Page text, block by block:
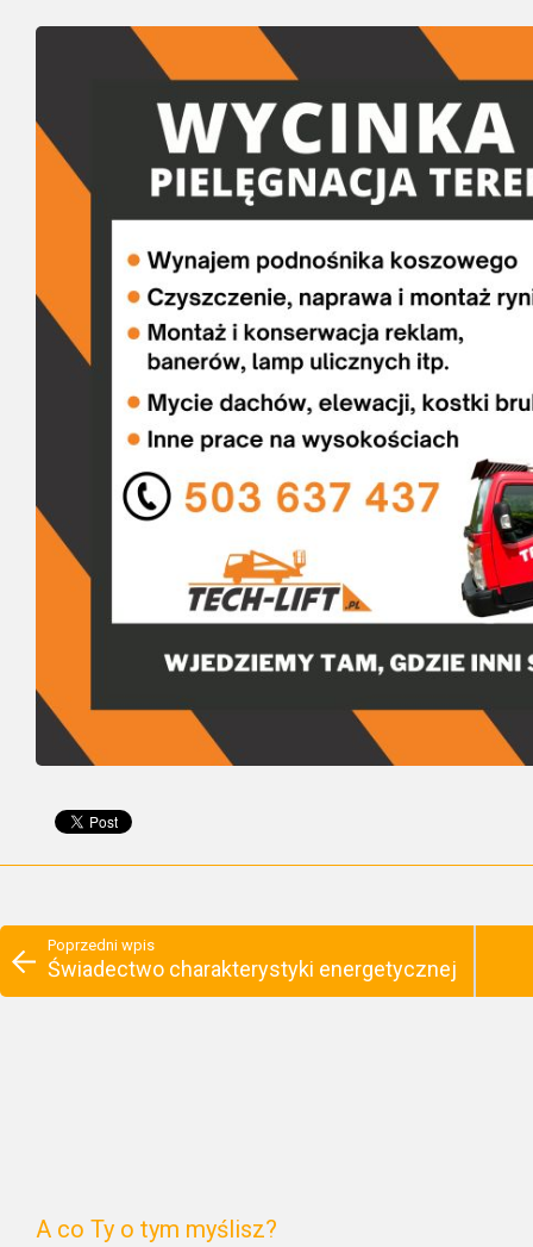
Poprzedni wpis
Świadectwo charakterystyki energetycznej
A co Ty o tym myślisz?